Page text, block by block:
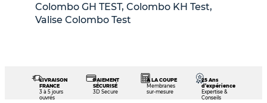
Colombo GH TEST, Colombo KH Test,
Valise Colombo Test
LIVRAISON
FRANCE
3 à 5 jours
ouvrés
PAIEMENT
SÉCURISÉ
3D Secure
À LA COUPE
Membranes
sur-mesure
25 Ans
d’expérience
Expertise &
Conseils